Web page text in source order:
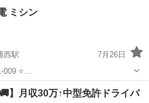
ミシン
西駅
7月26日
刺繍ミシン HZL-009 ⭐️…
その他 HZL
】月収30万↑中型免許ドライバ